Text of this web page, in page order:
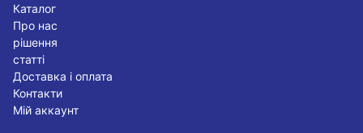
Каталог
Про нас
рішення
статті
Доставка і оплата
Контакти
Мій аккаунт